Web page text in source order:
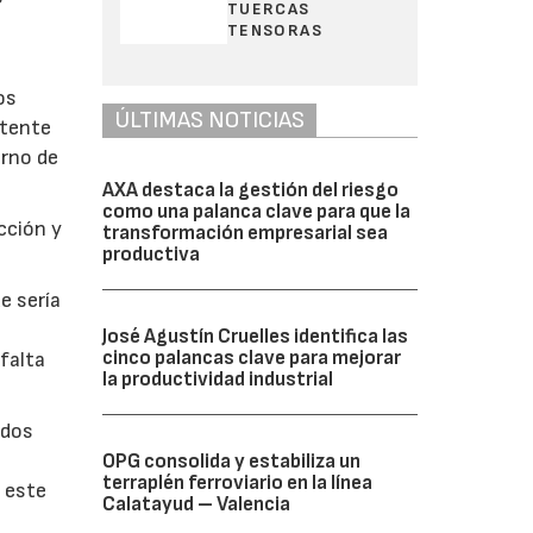
de
y
sería
falta
este
TUERCAS
TENSORAS
ÚLTIMAS NOTICIAS
AXA destaca la gestión del riesgo
como una palanca clave para que la
transformación empresarial sea
productiva
José Agustín Cruelles identifica las
cinco palancas clave para mejorar
la productividad industrial
OPG consolida y estabiliza un
terraplén ferroviario en la línea
Calatayud – Valencia